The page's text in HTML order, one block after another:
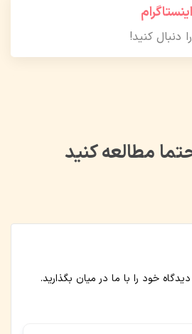
اینستاگرام
دنبال کنید!
مطالعه کنید
خود را با ما در میان بگذارید.